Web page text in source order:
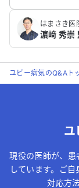
はまさき医
濵﨑 秀崇
ユビー病気のQ&Aト
ユ
現役の医師が、患
しています。ご
対応方